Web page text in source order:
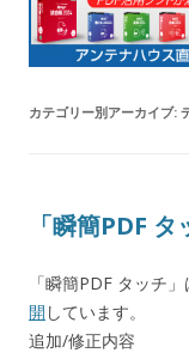
カテゴリー別アーカイブ:
「瞬簡PDF
「瞬簡PDF タッチ
開 しています。
追加/修正内容